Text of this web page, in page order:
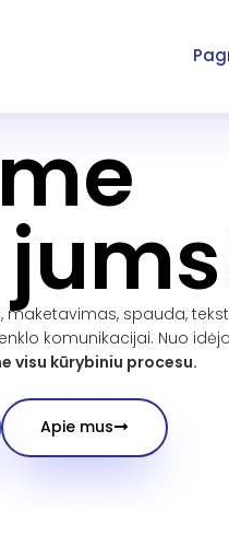
maketavimas, spauda,
komunikacijai. Nuo
visu kūrybiniu procesu.
Apie mus